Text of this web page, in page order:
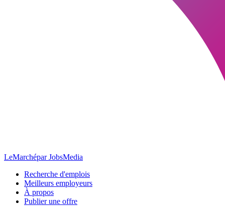
LeMarchépar JobsMedia
Recherche d'emplois
Meilleurs employeurs
À propos
Publier une offre